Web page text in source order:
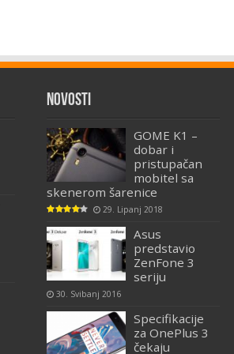
Novosti
GOME K1 –
dobar i
pristupačan
mobitel sa
skenerom šarenice
29. Lipanj 2018
Asus
predstavio
ZenFone 3
seriju
30. Svibanj 2016
Specifikacije
za OnePlus 3
čekaju